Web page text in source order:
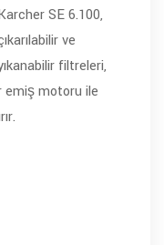
SE 6.100,
ve
filtreleri,
emiş motoru ile